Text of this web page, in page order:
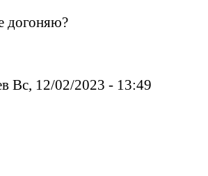
догоняю?
Вс, 12/02/2023 - 13:49